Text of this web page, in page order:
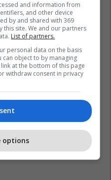
Prishtina
- Prishtinë
and information from
and other device
by and shared with 369
this site. We and our partners
List of partners.
personal data on the basis
can object to by managing
at the bottom of this page
withdraw consent in privacy
options